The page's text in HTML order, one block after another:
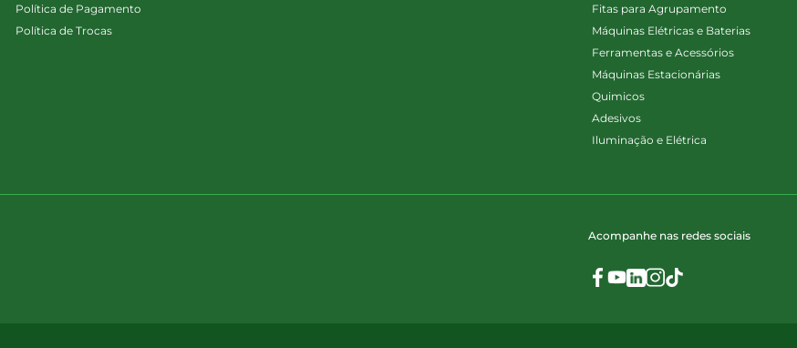
Política de Pagamento
Política de Trocas
Fitas para Agrupamento
Máquinas Elétricas e Baterias
Ferramentas e Acessórios
Máquinas Estacionárias
Quimicos
Adesivos
Iluminação e Elétrica
Acompanhe nas redes sociais